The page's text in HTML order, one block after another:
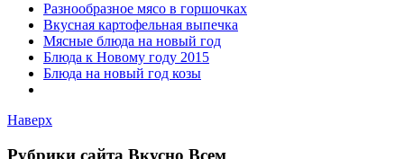
Разнообразное мясо в горшочках
Вкусная картофельная выпечка
Мясные блюда на новый год
Блюда к Новому году 2015
Блюда на новый год козы
Наверх
Рубрики сайта Вкусно Всем